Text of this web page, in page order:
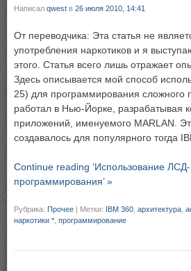
Написал qwest в 26 июля 2010, 14:41
От переводчика: Эта статья не
употребления наркотиков и я
этого. Статья всего лишь отражает
Здесь описывается мой способ
25) для программирования сложного
работал в Нью-Йорке, разрабатывая
приложений, именуемого MARLAN.
создавалось для популярного тогда
Continue reading ‘Использование
программирования’ »
Рубрика: Прочее | Метки: IBM 360 архитектура
наркотики * программирование